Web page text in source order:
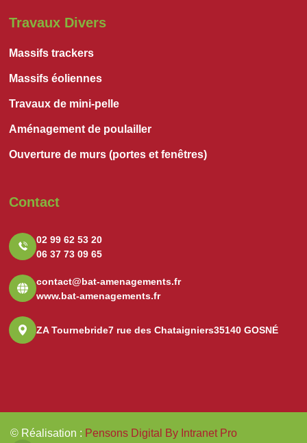
Travaux Divers
Massifs trackers
Massifs éoliennes
Travaux de mini-pelle
Aménagement de poulailler
Ouverture de murs (portes et fenêtres)
Contact
02 99 62 53 20
06 37 73 09 65
contact@bat-amenagements.fr
www.bat-amenagements.fr
ZA Tournebride7 rue des Chataigniers35140 GOSNÉ
© Réalisation : Pensons Digital By Intranet Pro